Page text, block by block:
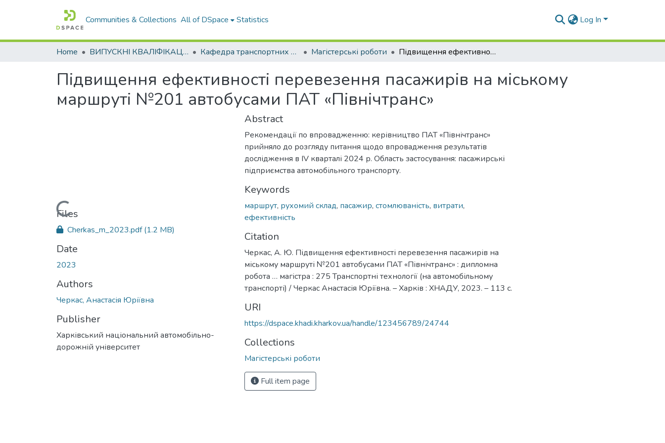
Communities & Collections All of DSpace Statistics Log In
Home ВИПУСКНІ КВАЛІФІКАЦІЙНІ РОБОТИ Кафедра транспортних технологій Магістерські роботи Підвищення ефективності перевезення пасажирів на міському маршруті №201 автобусами ПАТ «Північтранс»
Підвищення ефективності перевезення пасажирів на міському
маршруті №201 автобусами ПАТ «Північтранс»
Loading...
Files
Cherkas_m_2023.pdf(1.2 MB)
Date
2023
Authors
Черкас, Анастасія Юріївна
Publisher
Харківський національний автомобільно-
дорожній університет
Abstract
Рекомендації по впровадженню: керівництво ПАТ «Північтранс»
прийняло до розгляду питання щодо впровадження результатів
дослідження в IV кварталі 2024 р. Область застосування: пасажирські
підприємства автомобільного транспорту.
Keywords
маршрут, рухомий склад, пасажир, стомлюваність, витрати,
ефективність
Citation
Черкас, А. Ю. Підвищення ефективності перевезення пасажирів на
міському маршруті №201 автобусами ПАТ «Північтранс» : дипломна
робота … магістра : 275 Транспортні технології (на автомобільному
транспорті) / Черкас Анастасія Юріївна. – Харків : ХНАДУ, 2023. – 113 с.
URI
https://dspace.khadi.kharkov.ua/handle/123456789/24744
Collections
Магістерські роботи
Full item page